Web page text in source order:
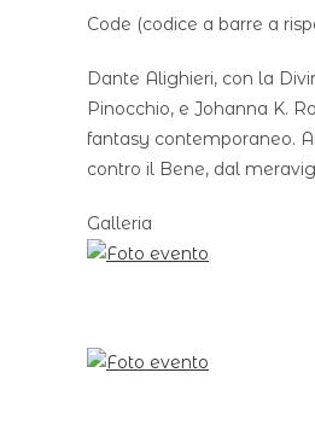
Code (codice a barre a
Dante Alighieri, con la
Pinocchio, e Johanna K.
fantasy contemporaneo.
contro il Bene, dal
Galleria